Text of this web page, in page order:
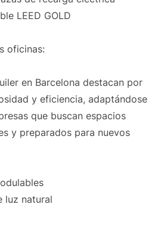
LEED GOLD
oficinas:
en Barcelona destacan por
y eficiencia, adaptándose
que buscan espacios
y preparados para nuevos
luz natural